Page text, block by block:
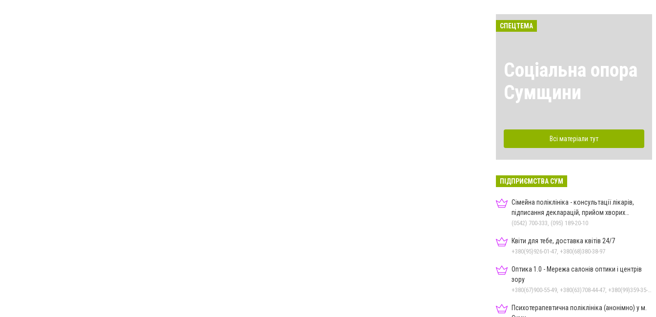
СПЕЦТЕМА
Соціальна опора
Сумщини
Всі матеріали тут
ПІДПРИЄМСТВА СУМ
Сімейна поліклініка - консультації лікарів,
підписання декларацій, прийом хворих
дорослих та дітей
(0542) 700-333, (095) 189-20-10
Квіти для тебе, доставка квітів 24/7
+380(95)926-01-47, +380(68)380-38-97
Оптика 1.0 - Мережа салонів оптики і центрів
зору
Психотерапевтична поліклініка (анонімно) у м.